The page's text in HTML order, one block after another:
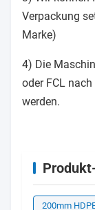
Verpackung
Marke)
4) Die
oder FCL
werden.
200mm